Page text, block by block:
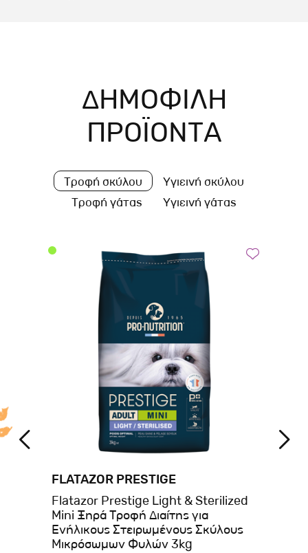
ΔΗΜΟΦΙΛΗ
ΠΡΟΪΟΝΤΑ
Τροφή σκύλου
Υγιεινή σκύλου
Τροφή γάτας
Υγιεινή γάτας
FLATAZOR PRESTIGE
Flatazor Prestige Light & Sterilized
Mini Ξηρά Τροφή Διαίτης για
Ενήλικους Στειρωμένους Σκύλους
Μικρόσωμων Φυλών 3kg